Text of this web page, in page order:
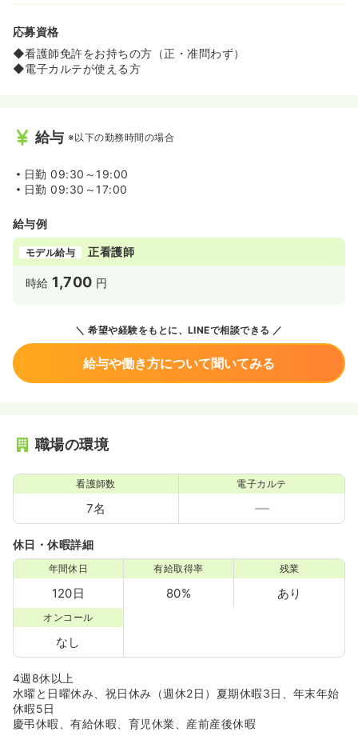
応募資格
◆看護師免許をお持ちの方（正・准問わず）
◆電子カルテが使える方
給与 ※以下の勤務時間の場合
日勤 09:30～19:00
日勤 09:30～17:00
給与例
モデル給与 正看護師
時給 1,700 円
希望や経験をもとに、LINEで相談できる
給与や働き方について聞いてみる
職場の環境
看護師数
7名
電子カルテ
休日・休暇詳細
年間休日
120日
有給取得率
80%
残業
あり
オンコール
なし
4週8休以上
水曜と日曜休み、祝日休み（週休2日）夏期休暇3日、年末年始
休暇5日
慶弔休暇、有給休暇、育児休業、産前産後休暇